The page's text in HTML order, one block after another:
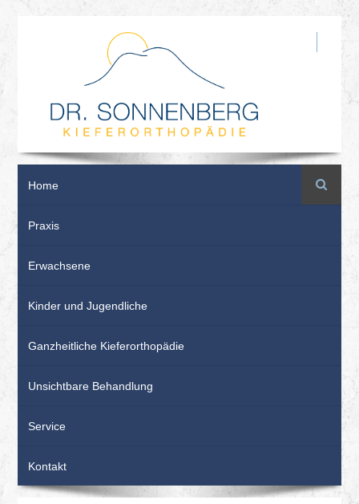
Home
Praxis
Erwachsene
Kinder und Jugendliche
Ganzheitliche Kieferorthopädie
Unsichtbare Behandlung
Service
Kontakt
Suche